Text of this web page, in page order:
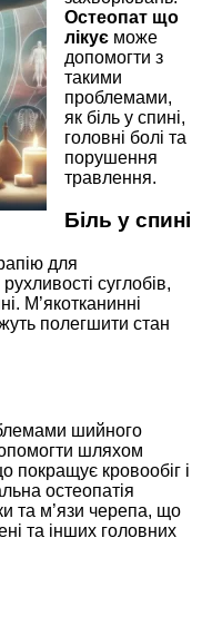
Остеопат що
лікує може
допомогти з
такими
проблемами,
як біль у спині,
головні болі та
порушення
травлення.
Біль у спині
для
суглобів,
М’якотканинні
полегшити стан
шийного
шляхом
покращує кровообіг і
остеопатія
та м’язи черепа, що
та інших головних